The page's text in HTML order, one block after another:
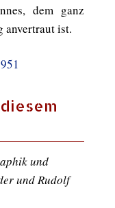
dem ganz
anvertraut ist.
und
und Rudolf